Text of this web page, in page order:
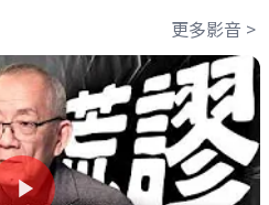
更多影音 >